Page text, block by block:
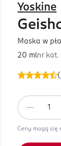
(
Yoskine
Maska w
20 mlnr kat.
Ceny mogą się